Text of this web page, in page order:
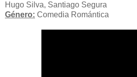
Hugo Silva, Santiago Segura
Género: Comedia Romántica